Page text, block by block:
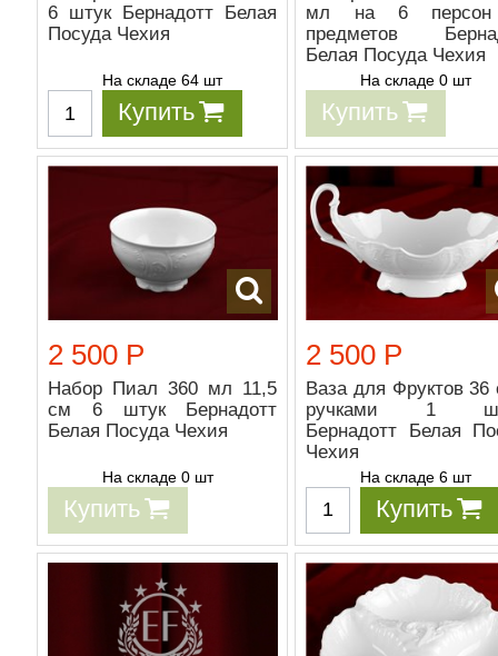
6 штук Бернадотт Белая
Посуда Чехия
На складе 64 шт
Купить
мл на 6
предметов
Белая Посуда Чехия
На складе 0 шт
Купить
2 500 Р
Набор Пиал 360 мл 11,5
см 6 штук Бернадотт
Белая Посуда Чехия
На складе 0 шт
Купить
2 500 Р
Ваза для Фруктов 36
ручками 1
Бернадотт Белая
Чехия
На складе 6 шт
Купить